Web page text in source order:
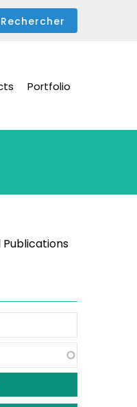
Portfolio
Publications